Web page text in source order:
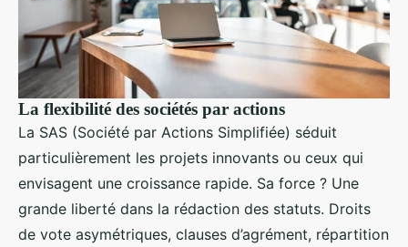
La flexibilité des sociétés par actions
La SAS (Société par Actions Simplifiée) séduit
particulièrement les projets innovants ou ceux qui
envisagent une croissance rapide. Sa force ? Une
grande liberté dans la rédaction des statuts. Droits
de vote asymétriques, clauses d’agrément, répartition